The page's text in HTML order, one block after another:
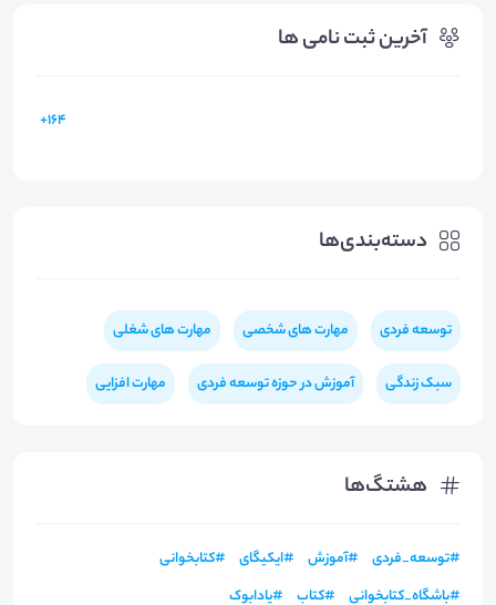
آخرین ثبت نامی ها
164+
دسته‌بندی‌ها
توسعه فردی مهارت های شخصی مهارت های شغلی
سبک زندگی آموزش در حوزه توسعه فردی مهارت افزایی
هشتگ‌ها
#توسعه_فردی #آموزش #ایکیگای #کتابخوانی
#باشگاه_کتابخوانی #کتاب #یادابوک